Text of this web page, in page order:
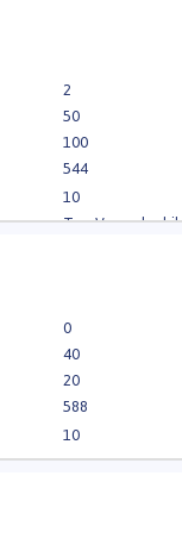
2
50
100
544
10
Ton Vreugdenhil
0
40
20
588
10